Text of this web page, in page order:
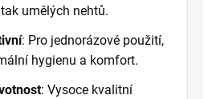
umělých nehtů.
: Pro jednorázové použití,
hygienu a komfort.
: Vysoce kvalitní